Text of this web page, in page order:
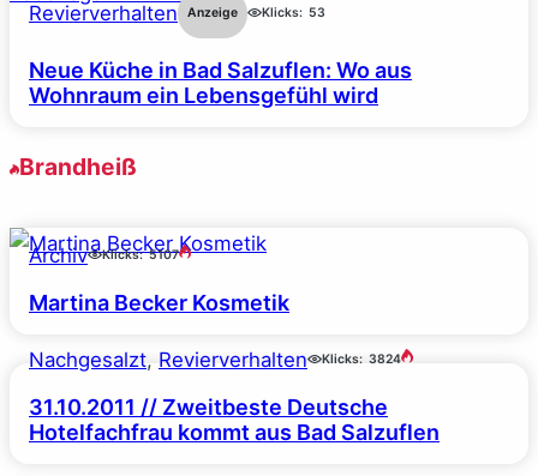
Revierverhalten Anzeige Klicks: 53
Neue Küche in Bad Salzuflen: Wo aus
Wohnraum ein Lebensgefühl wird
Brandheiß
Archiv Klicks: 5107
Martina Becker Kosmetik
Nachgesalzt, Revierverhalten Klicks: 3824
31.10.2011 // Zweitbeste Deutsche
Hotelfachfrau kommt aus Bad Salzuflen